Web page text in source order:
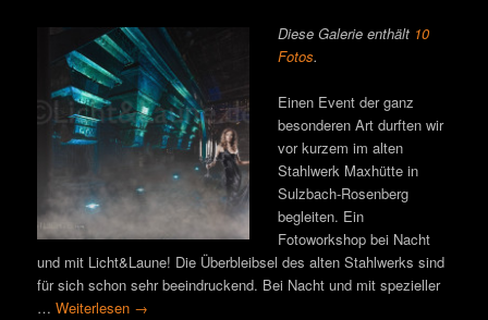
Diese Galerie enthält 10
Fotos.
Einen Event der ganz
besonderen Art durften wir
vor kurzem im alten
Stahlwerk Maxhütte in
Sulzbach-Rosenberg
begleiten. Ein
Fotoworkshop bei Nacht
und mit Licht&Laune! Die Überbleibsel des alten Stahlwerks sind
für sich schon sehr beeindruckend. Bei Nacht und mit spezieller
…Weiterlesen →